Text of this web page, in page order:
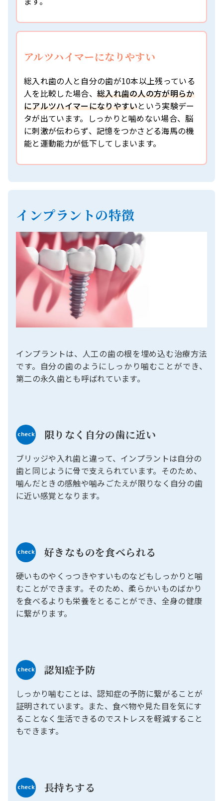
アルツハイマーになりやすい
総入れ歯の人と自分の歯が10本以上残っている
人を比較した場合、 総入れ歯の人の方が明らか
にアルツハイマーになりやすいという実験デー
タが出ています。しっかりと噛めない場合、脳
に刺激が伝わらず、記憶をつかさどる海馬の機
能と運動能力が低下してしまいます。
インプラントの特徴
インプラントは、人工の歯の根を埋め込む治療方法
です。自分の歯のようにしっかり噛むことができ、
第二の永久歯とも呼ばれています。
check 限りなく自分の歯に近い
ブリッジや入れ歯と違って、インプラントは自分の
歯と同じように骨で支えられています。そのため、
噛んだときの感触や噛みごたえが限りなく自分の歯
に近い感覚となります。
check 好きなものを食べられる
硬いものやくっつきやすいものなどもしっかりと噛
むことができます。そのため、柔らかいものばかり
を食べるよりも栄養をとることができ、全身の健康
に繋がります。
check 認知症予防
しっかり噛むことは、認知症の予防に繋がることが
証明されています。また、食べ物や見た目を気にす
ることなく生活できるのでストレスを軽減すること
もできます。
check 長持ちする